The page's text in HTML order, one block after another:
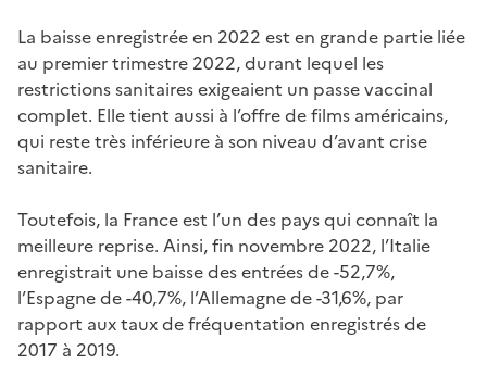
La baisse enregistrée en 2022 est en grande partie liée
au premier trimestre 2022, durant lequel les
restrictions sanitaires exigeaient un passe vaccinal
complet. Elle tient aussi à l’offre de films américains,
qui reste très inférieure à son niveau d’avant crise
sanitaire.
Toutefois, la France est l’un des pays qui connaît la
meilleure reprise. Ainsi, fin novembre 2022, l’Italie
enregistrait une baisse des entrées de -52,7%,
l’Espagne de -40,7%, l’Allemagne de -31,6%, par
rapport aux taux de fréquentation enregistrés de
2017 à 2019.